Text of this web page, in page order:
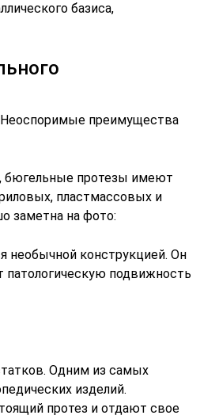
базиса,
Неоспоримые преимущества
бюгельные протезы имеют
пластмассовых и
заметна на фото:
необычной конструкцией. Он
патологическую подвижность
Одним из самых
изделий.
протез и отдают свое